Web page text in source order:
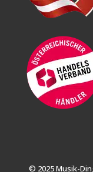
© 2025 Musik-